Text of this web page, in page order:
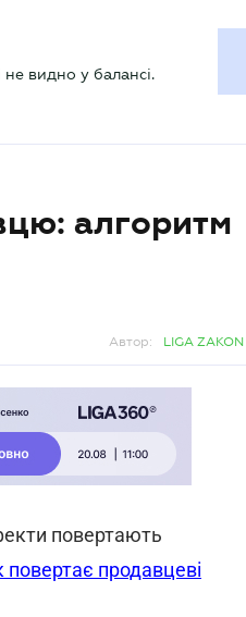
видно у балансі.
алгоритм
Автор: LIGA ZAKON
повертають
продавцеві